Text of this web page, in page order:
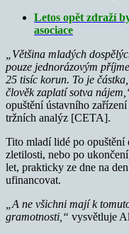
Letos opět zdraží
asociace
„Většina mladých
pouze jednorázovým
25 tisíc korun. To je
člověk zaplatí sotva
opuštění ústavního
tržních analýz [CETA].
Tito mladí lidé po opuštění
zletilosti, nebo po
let, prakticky ze dne na
ufinancovat.
„A ne všichni mají k
gramotnosti,“ vysvětluje